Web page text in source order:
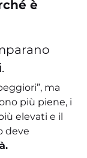
è
ma
più piene, i
elevati e il
deve